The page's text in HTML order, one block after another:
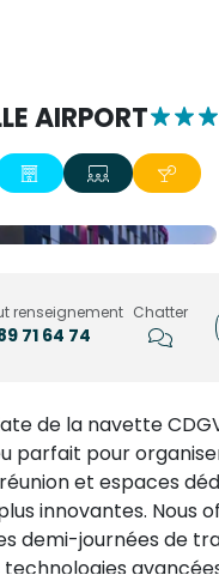
AIRPORT
renseignement
71 64 74
Chatter
de la navette
parfait pour
et espaces
innovantes. Nous
demi-journées de